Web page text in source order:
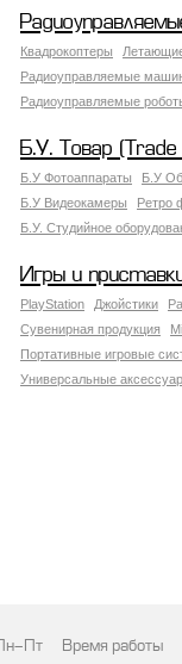
Квадрокоптеры
Радиоуправляемые
Радиоуправляемые
Б.У. Товар (Trade
Б.У Фотоаппараты Б.У
Б.У Видеокамеры
Ретро
Б.У. Студийное
Игры и
PlayStation Джойстики
Сувенирная продукция
Портативные игровые
Универсальные
Пн-Пт Время работы